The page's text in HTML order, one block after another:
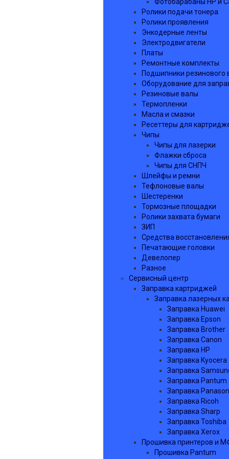
Фотобарабаны HP и
Ролики подачи тонера
Ролики проявления
Энкодерные ленты
Электродвигатели
Платы
Ремонтные комплекты
Подшипники резинового
Оборудование для
Резиновые валы
Термопленки
Масла и смазки
Ресеттеры для
Чипы
Чипы для лазерки
Флажки сброса
Чипы для СНПЧ
Шлейфы и ремни
Тефлоновые валы
Шестеренки
Тормозные площадки
Ролики захвата бумаги
ЗИП
Средства
Печатающие головки
Девелопер
Разное
Сервисный центр
Заправка картриджей
Заправка лазерных
Заправка Huawei
Заправка Epson
Заправка Brother
Заправка Canon
Заправка HP
Заправка Kyocera
Заправка
Заправка Pantum
Заправка
Заправка Ricoh
Заправка Sharp
Заправка Toshiba
Заправка Xerox
Прошивка принтеров и
Прошивка Pantum